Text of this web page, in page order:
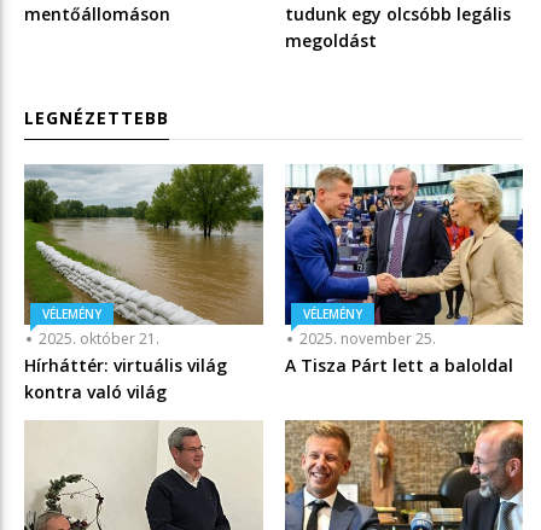
mentőállomáson
tudunk egy olcsóbb legális
megoldást
LEGNÉZETTEBB
VÉLEMÉNY
2025. október 21.
Hírháttér: virtuális világ
kontra való világ
VÉLEMÉNY
2025. november 25.
A Tisza Párt lett a baloldal